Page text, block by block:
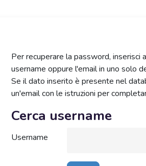
Per recuperare la password, inserisci
username oppure l'email in uno solo
Se il dato inserito è presente nel
un'email con le istruzioni per
Cerca username
Cerca username
Username